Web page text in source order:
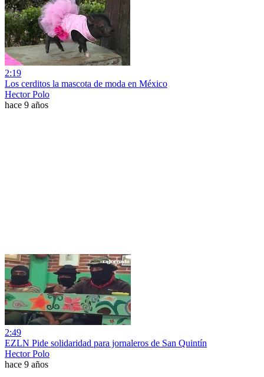
2:19
Los cerditos la mascota de moda en México
Hector Polo
hace 9 años
2:49
EZLN Pide solidaridad para jornaleros de San Quintín
Hector Polo
hace 9 años